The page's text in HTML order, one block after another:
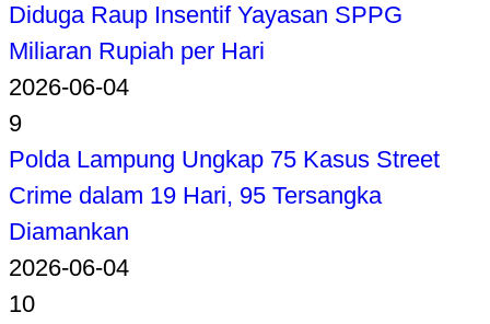
Diduga Raup Insentif Yayasan SPPG
Miliaran Rupiah per Hari
2026-06-04
9
Polda Lampung Ungkap 75 Kasus Street
Crime dalam 19 Hari, 95 Tersangka
Diamankan
2026-06-04
10